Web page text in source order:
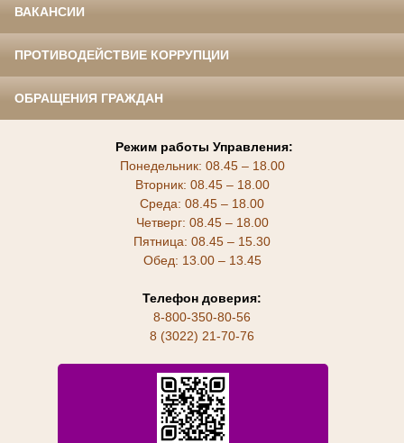
ВАКАНСИИ
ПРОТИВОДЕЙСТВИЕ КОРРУПЦИИ
ОБРАЩЕНИЯ ГРАЖДАН
Режим работы Управления:
Понедельник: 08.45 – 18.00
Вторник: 08.45 – 18.00
Среда: 08.45 – 18.00
Четверг: 08.45 – 18.00
Пятница: 08.45 – 15.30
Обед: 13.00 – 13.45
Телефон доверия:
8-800-350-80-56
8 (3022) 21-70-76